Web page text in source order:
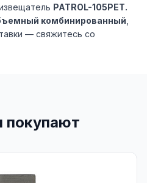
PATROL-105PET.
комбинированный
— свяжитесь со
покупают